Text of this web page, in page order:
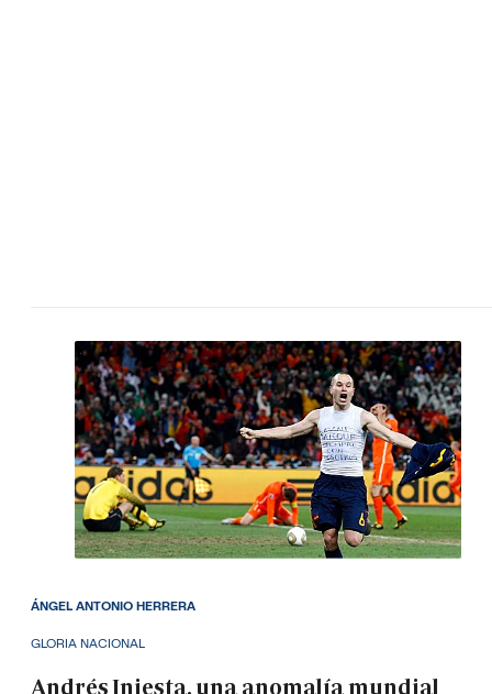
GLORIA NACIONAL
Andrés Iniesta, una anomalía mundial
ÁNGEL ANTONIO HERRERA